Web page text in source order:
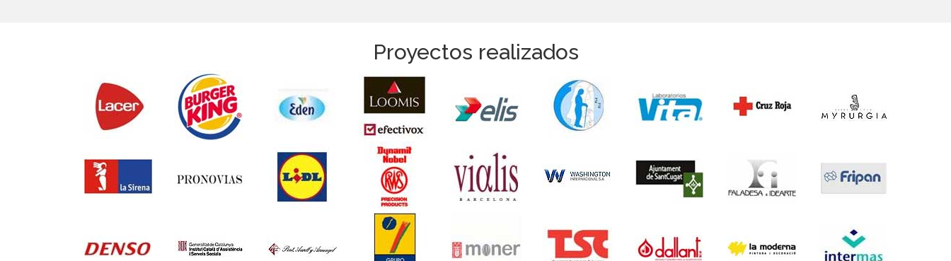
Proyectos realizados